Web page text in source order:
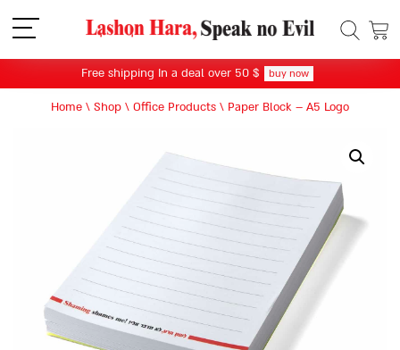
תפריט
Free shipping In a deal over 50 $ buy now
Home \ Shop \ Office Products \ Paper Block – A5 Logo